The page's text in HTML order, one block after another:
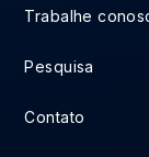
Trabalhe
Pesquisa
Contato